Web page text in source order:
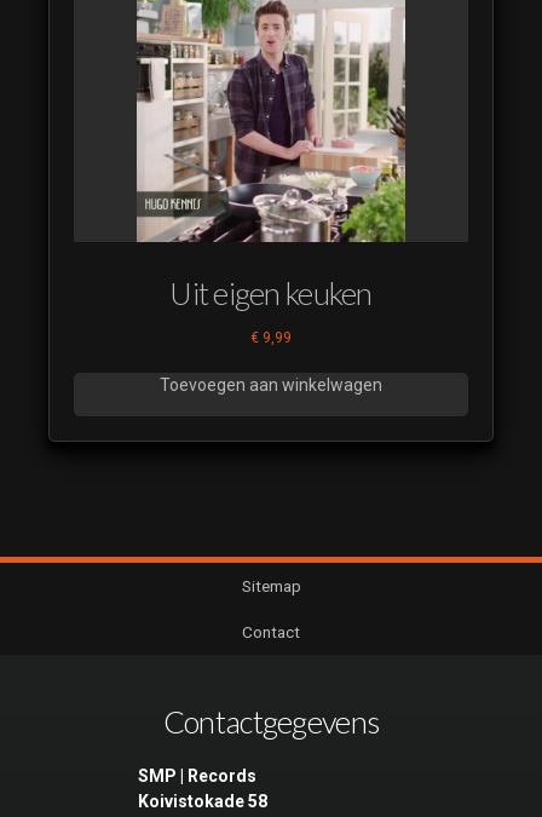
Uit eigen keuken
€ 9,99
Toevoegen aan winkelwagen
Sitemap
Contact
Contactgegevens
SMP | Records
Koivistokade 58